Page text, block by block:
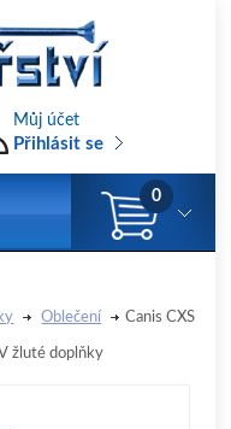
Můj účet
Přihlásit se
0
Oblečení Canis CXS
žluté doplňky